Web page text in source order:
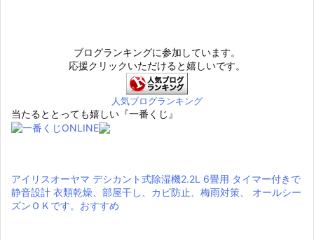
ブログランキングに参加しています。
応援クリックいただけると嬉しいです。
人気ブログランキング
当たるととっても嬉しい『一番くじ』
アイリスオーヤマ デシカント式除湿機2.2L 6畳用 タイマー付きで
静音設計 衣類乾燥、部屋干し、カビ防止、梅雨対策、 オールシー
ズンＯＫです。おすすめ